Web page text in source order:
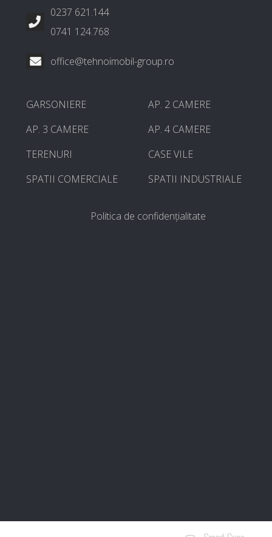
0237 621.144
0741 124.768
office@tehnoimobil-group.ro
GARSONIERE
AP. 2 CAMERE
AP. 3 CAMERE
AP. 4 CAMERE
TERENURI
CASE VILE
SPATII COMERCIALE
SPATII INDUSTRIALE
Politica de confidențialitate